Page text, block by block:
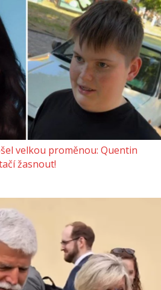
velkou proměnou: Quentin
žasnout!